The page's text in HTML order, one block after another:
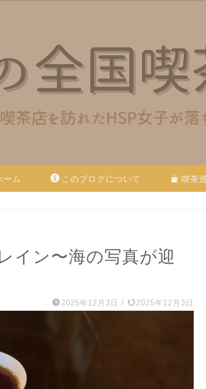
ーム このブログについて 喫茶
イン〜海の写真が迎
2025年12月3日 / 2025年12月3日